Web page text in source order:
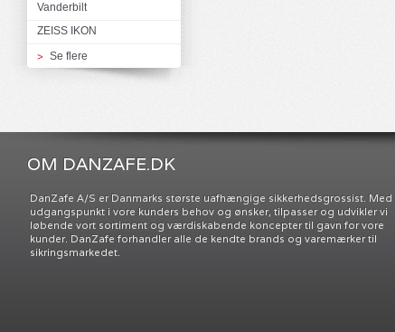
Vanderbilt
ZEISS IKON
Se flere
OM DANZAFE.DK
DanZafe A/S er Danmarks største uafhængige sikkerhedsgrossist. Med
udgangspunkt i vore kunders behov og ønsker, tilpasser og udvikler vi
løbende vort sortiment og værdiskabende koncepter til gavn for vore
kunder. DanZafe forhandler alle de kendte brands og varemærker til
sikringsmarkedet.